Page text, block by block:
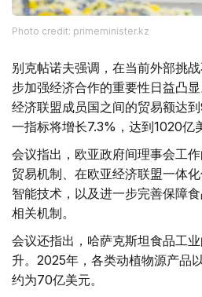
Photo credit: primeminister.kz
别克帖诺夫强调，在当前外部挑
步加强经济合作的重要性日益凸
经济联盟成员国之间的贸易额达
一指标将增长7.3%，达到1020亿
会议指出，欧亚政府间理事会工
贸易机制、在欧亚经济联盟一体
智能技术，以及进一步完善保障
相关机制。
会议还指出，哈萨克斯坦食品工
升。2025年，各类动植物源产品
约为70亿美元。